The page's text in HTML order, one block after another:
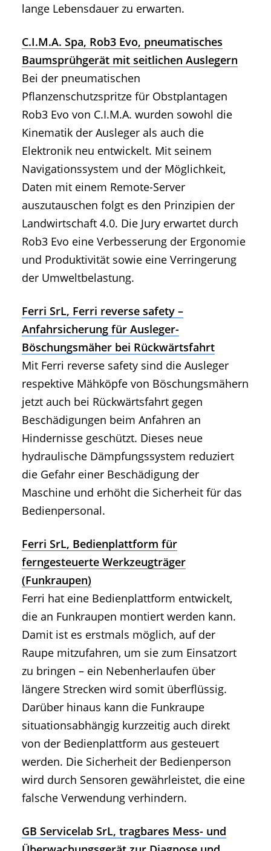
lange Lebensdauer zu erwarten.
C.I.M.A. Spa, Rob3 Evo, pneumatisches
Baumsprühgerät mit seitlichen Auslegern
Bei der pneumatischen
Pflanzenschutzspritze für Obstplantagen
Rob3 Evo von C.I.M.A. wurden sowohl die
Kinematik der Ausleger als auch die
Elektronik neu entwickelt. Mit seinem
Navigationssystem und der Möglichkeit,
Daten mit einem Remote-Server
auszutauschen folgt es den Prinzipien der
Landwirtschaft 4.0. Die Jury erwartet durch
Rob3 Evo eine Verbesserung der Ergonomie
und Produktivität sowie eine Verringerung
der Umweltbelastung.
Ferri SrL, Ferri reverse safety –
Anfahrsicherung für Ausleger-
Böschungsmäher bei Rückwärtsfahrt
Mit Ferri reverse safety sind die Ausleger
respektive Mähköpfe von Böschungsmähern
jetzt auch bei Rückwärtsfahrt gegen
Beschädigungen beim Anfahren an
Hindernisse geschützt. Dieses neue
hydraulische Dämpfungssystem reduziert
die Gefahr einer Beschädigung der
Maschine und erhöht die Sicherheit für das
Bedienpersonal.
Ferri SrL, Bedienplattform für
ferngesteuerte Werkzeugträger
(Funkraupen)
Ferri hat eine Bedienplattform entwickelt,
die an Funkraupen montiert werden kann.
Damit ist es erstmals möglich, auf der
Raupe mitzufahren, um sie zum Einsatzort
zu bringen – ein Nebenherlaufen über
längere Strecken wird somit überflüssig.
Darüber hinaus kann die Funkraupe
situationsabhängig kurzzeitig auch direkt
von der Bedienplattform aus gesteuert
werden. Die Sicherheit der Bedienperson
wird durch Sensoren gewährleistet, die eine
falsche Verwendung verhindern.
GB Servicelab SrL, tragbares Mess- und